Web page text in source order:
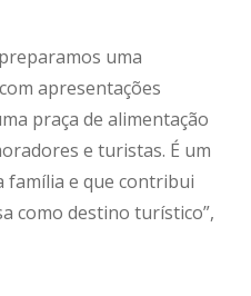
uma
apresentações
praça de alimentação
e turistas. É um
família e que contribui
como destino turístico”,